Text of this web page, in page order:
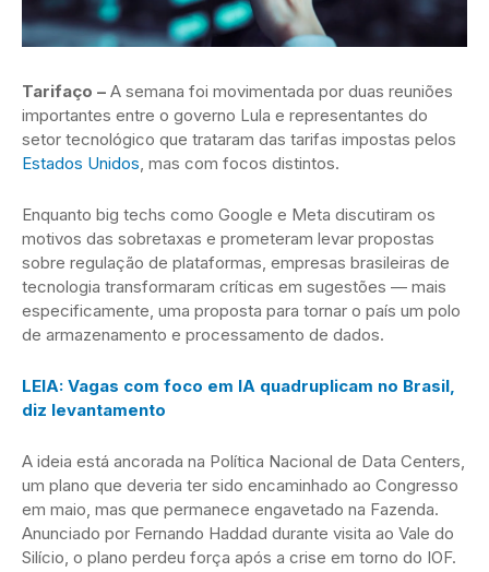
Tarifaço – A semana foi movimentada por duas reuniões
importantes entre o governo Lula e representantes do
setor tecnológico que trataram das tarifas impostas pelos
Estados Unidos, mas com focos distintos.
Enquanto big techs como Google e Meta discutiram os
motivos das sobretaxas e prometeram levar propostas
sobre regulação de plataformas, empresas brasileiras de
tecnologia transformaram críticas em sugestões — mais
especificamente, uma proposta para tornar o país um polo
de armazenamento e processamento de dados.
LEIA: Vagas com foco em IA quadruplicam no Brasil,
diz levantamento
A ideia está ancorada na Política Nacional de Data Centers,
um plano que deveria ter sido encaminhado ao Congresso
em maio, mas que permanece engavetado na Fazenda.
Anunciado por Fernando Haddad durante visita ao Vale do
Silício, o plano perdeu força após a crise em torno do IOF.